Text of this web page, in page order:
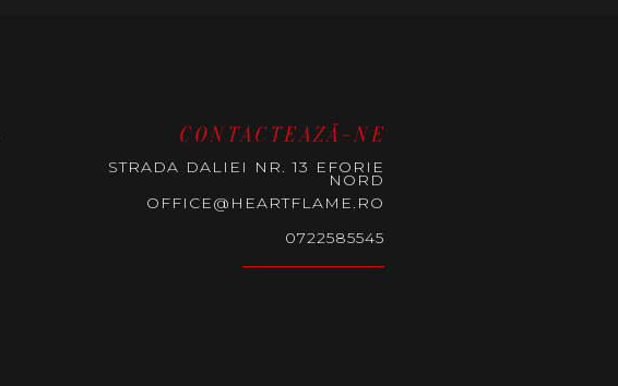
CONTACTEAZĂ-NE
STRADA DALIEI NR. 13 EFORIE
NORD
OFFICE@HEARTFLAME.RO
0722585545